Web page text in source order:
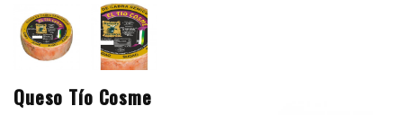
Queso Tío Cosme